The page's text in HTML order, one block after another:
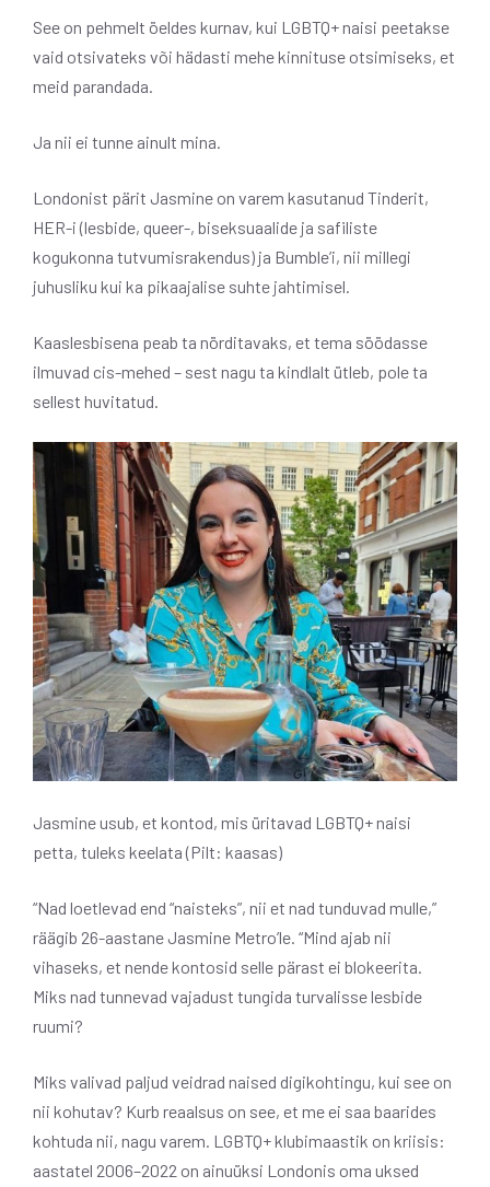
See on pehmelt öeldes kurnav, kui LGBTQ+ naisi peetakse
vaid otsivateks või hädasti mehe kinnituse otsimiseks, et
meid parandada.
Ja nii ei tunne ainult mina.
Londonist pärit Jasmine on varem kasutanud Tinderit,
HER-i (lesbide, queer-, biseksuaalide ja safiliste
kogukonna tutvumisrakendus) ja Bumble’i, nii millegi
juhusliku kui ka pikaajalise suhte jahtimisel.
Kaaslesbisena peab ta nörditavaks, et tema söödasse
ilmuvad cis-mehed – sest nagu ta kindlalt ütleb, pole ta
sellest huvitatud.
Jasmine usub, et kontod, mis üritavad LGBTQ+ naisi
petta, tuleks keelata (Pilt: kaasas)
“Nad loetlevad end “naisteks”, nii et nad tunduvad mulle,”
räägib 26-aastane Jasmine Metro’le. “Mind ajab nii
vihaseks, et nende kontosid selle pärast ei blokeerita.
Miks nad tunnevad vajadust tungida turvalisse lesbide
ruumi?
Miks valivad paljud veidrad naised digikohtingu, kui see on
nii kohutav? Kurb reaalsus on see, et me ei saa baarides
kohtuda nii, nagu varem. LGBTQ+ klubimaastik on kriisis:
aastatel 2006–2022 on ainuüksi Londonis oma uksed